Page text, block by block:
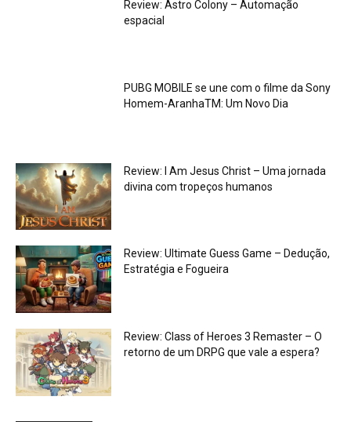
Review: Astro Colony – Automação
espacial
PUBG MOBILE se une com o filme da Sony
Homem-AranhaTM: Um Novo Dia
Review: I Am Jesus Christ – Uma jornada
divina com tropeços humanos
Review: Ultimate Guess Game – Dedução,
Estratégia e Fogueira
Review: Class of Heroes 3 Remaster – O
retorno de um DRPG que vale a espera?